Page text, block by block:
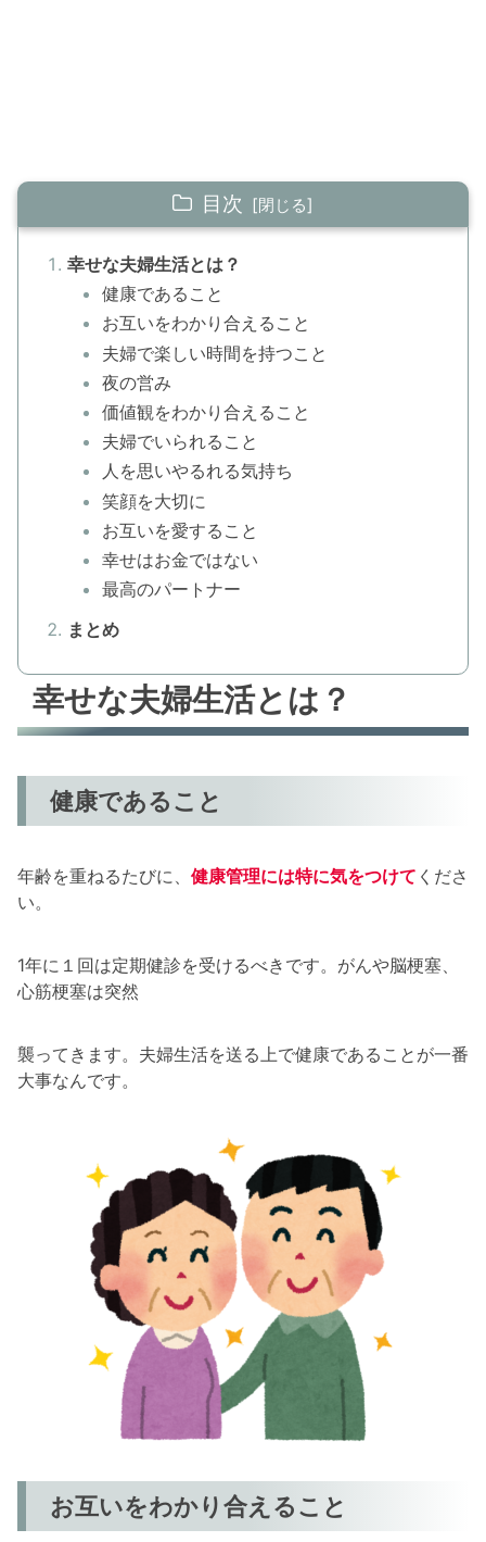
目次
幸せな夫婦生活とは？
健康であること
お互いをわかり合えること
夫婦で楽しい時間を持つこと
夜の営み
価値観をわかり合えること
夫婦でいられること
人を思いやるれる気持ち
笑顔を大切に
お互いを愛すること
幸せはお金ではない
最高のパートナー
まとめ
幸せな夫婦生活とは？
健康であること
年齢を重ねるたびに、 健康管理には特に気をつけて くださ
い。
1年に１回は定期健診を受けるべきです。がんや脳梗塞、
心筋梗塞は突然
襲ってきます。夫婦生活を送る上で健康であることが一番
大事なんです。
お互いをわかり合えること